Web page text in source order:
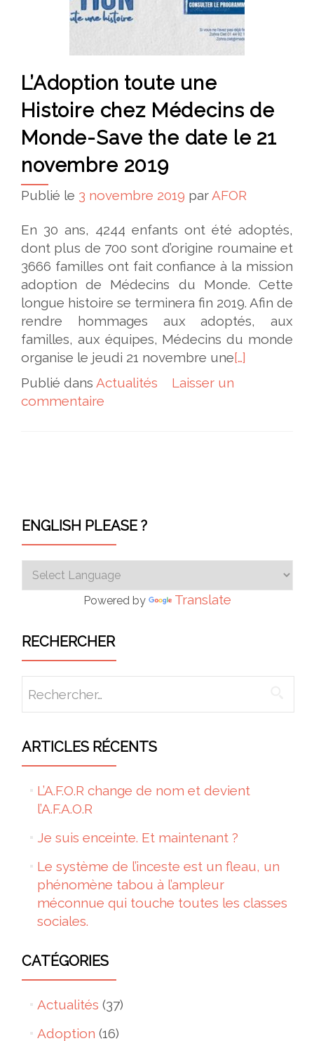
L’Adoption toute une
Histoire chez Médecins de
Monde-Save the date le 21
novembre 2019
Publié le 3 novembre 2019 par AFOR
En 30 ans, 4244 enfants ont été adoptés,
dont plus de 700 sont d’origine roumaine et
3666 familles ont fait confiance à la mission
adoption de Médecins du Monde. Cette
longue histoire se terminera fin 2019. Afin de
rendre hommages aux adoptés, aux
familles, aux équipes, Médecins du monde
organise le jeudi 21 novembre une[…]
Publié dans Actualités
Laisser un
commentaire
ENGLISH PLEASE ?
Powered by Translate
RECHERCHER
ARTICLES RÉCENTS
L’A.F.O.R change de nom et devient
l’A.F.A.O.R
Je suis enceinte. Et maintenant ?
Le système de l’inceste est un fleau, un
phénomène tabou à l’ampleur
méconnue qui touche toutes les classes
sociales.
CATÉGORIES
Actualités (37)
Adoption (16)